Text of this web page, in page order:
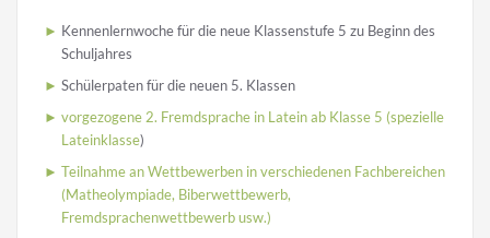
Kennenlernwoche für die neue Klassenstufe 5 zu Beginn des
Schuljahres
Schülerpaten für die neuen 5. Klassen
vorgezogene 2. Fremdsprache in Latein ab Klasse 5 (spezielle
Lateinklasse)
Teilnahme an Wettbewerben in verschiedenen Fachbereichen
(Matheolympiade, Biberwettbewerb,
Fremdsprachenwettbewerb usw.)